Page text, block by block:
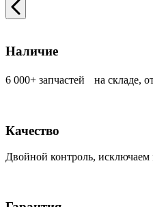
Наличие
6 000+ запчастей на складе,
Качество
Двойной контроль, исключаем